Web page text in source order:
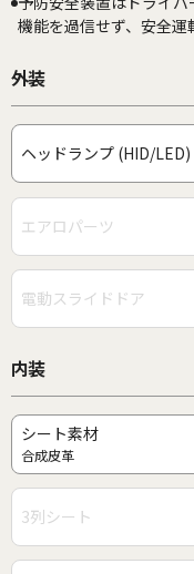
機能を過信せず、安全運
外装
ヘッドランプ (HID/LED)
エアロパーツ
電動スライドドア
内装
シート素材
合成皮革
3列シート